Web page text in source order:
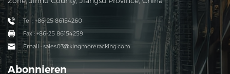
Tel : +86-25 86154260
Fax : +86-25 86154259
Email : sales03@kingmoreracking.com
Abonnieren